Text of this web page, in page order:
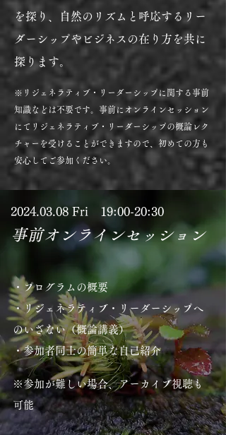
を探り、自然のリズムと呼応するリー
ダーシップやビジネスの在り方を共に
探ります。
※リジェネラティブ・リーダーシップに関する事前
知識などは不要です。事前にオンラインセッション
にてリジェネラティブ・リーダーシップの概論レク
チャーを受けることができますので、初めての方も
安心してご参加ください。
​2024.03.08 Fri 19:00-20:30
事前オンラインセッション
・プログラムの概要
・リジェネラティブ・リーダーシップへ
のいざない（概論講義）
・参加者同士の簡単な自己紹介
※参加が難しい場合、アーカイブ視聴も
可能